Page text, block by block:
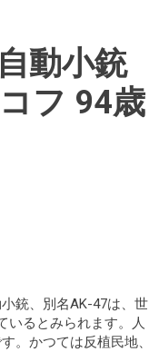
動小銃
フ 94歳
銃、別名AK-47は、世
いるとみられます。人
。かつては反植民地、